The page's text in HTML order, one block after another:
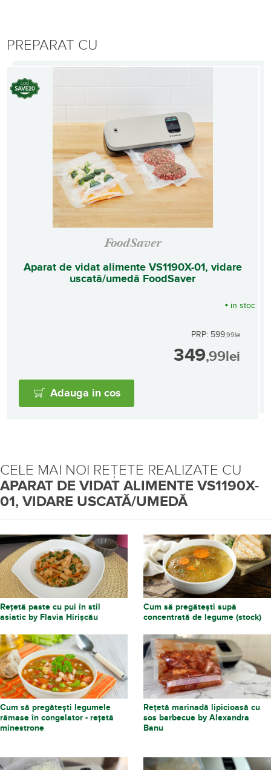
PREPARAT CU
FoodSaver
Aparat de vidat alimente VS1190X-01, vidare
uscată/umedă FoodSaver
• in stoc
PRP: 599,99lei
349,99lei
Adauga in cos
CELE MAI NOI REȚETE REALIZATE CU
APARAT DE VIDAT ALIMENTE VS1190X-
01, VIDARE USCATĂ/UMEDĂ
Rețetă paste cu pui în stil
asiatic by Flavia Hirișcău
Cum să pregătești supă
concentrată de legume (stock)
Cum să pregătești legumele
rămase în congelator - rețetă
minestrone
Rețetă marinadă lipicioasă cu
sos barbecue by Alexandra
Banu